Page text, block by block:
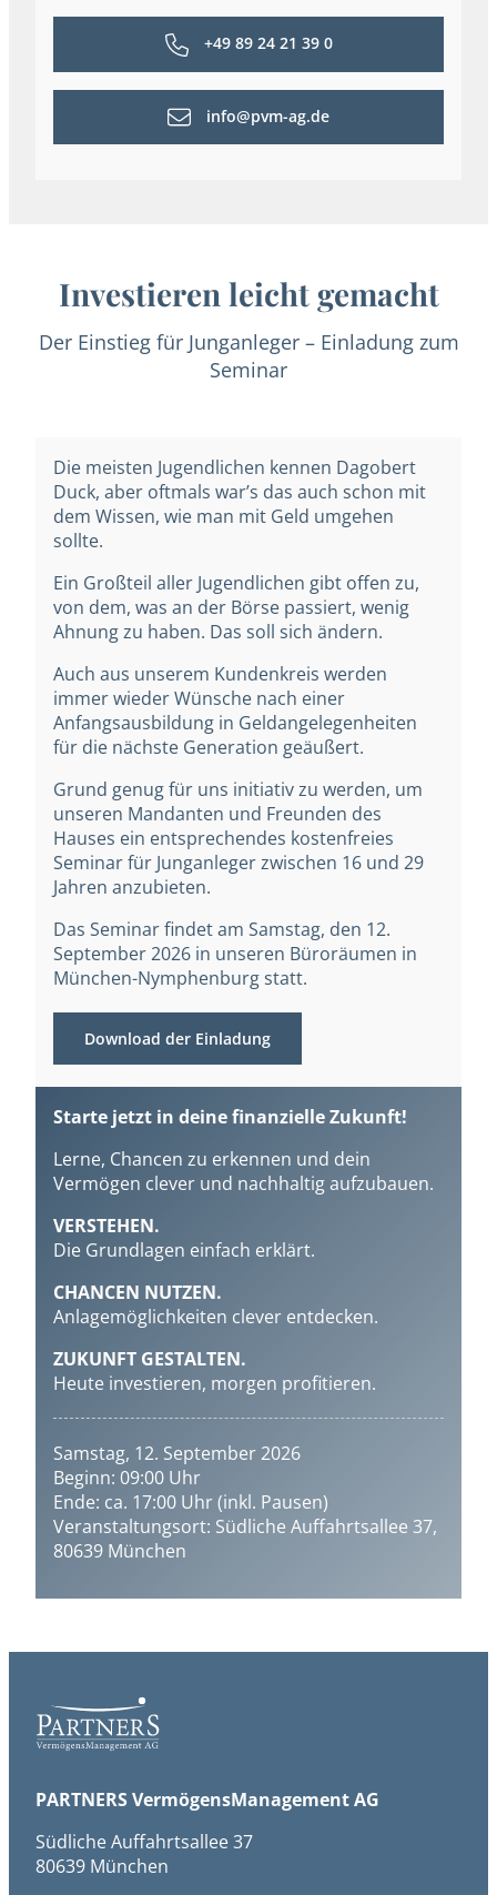
+49 89 24 21 39 0
info@pvm-ag.de
Investieren leicht gemacht
Der Einstieg für Junganleger – Einladung zum
Seminar
Die meisten Jugendlichen kennen Dagobert
Duck, aber oftmals war’s das auch schon mit
dem Wissen, wie man mit Geld umgehen
sollte.
Ein Großteil aller Jugendlichen gibt offen zu,
von dem, was an der Börse passiert, wenig
Ahnung zu haben. Das soll sich ändern.
Auch aus unserem Kundenkreis werden
immer wieder Wünsche nach einer
Anfangsausbildung in Geldangelegenheiten
für die nächste Generation geäußert.
Grund genug für uns initiativ zu werden, um
unseren Mandanten und Freunden des
Hauses ein entsprechendes kostenfreies
Seminar für Junganleger zwischen 16 und 29
Jahren anzubieten.
Das Seminar findet am Samstag, den 12.
September 2026 in unseren Büroräumen in
München-Nymphenburg statt.
Download der Einladung
Starte jetzt in deine finanzielle Zukunft!
Lerne, Chancen zu erkennen und dein
Vermögen clever und nachhaltig aufzubauen.
VERSTEHEN.
Die Grundlagen einfach erklärt.
CHANCEN NUTZEN.
Anlagemöglichkeiten clever entdecken.
ZUKUNFT GESTALTEN.
Heute investieren, morgen profitieren.
Samstag, 12. September 2026
Beginn: 09:00 Uhr
Ende: ca. 17:00 Uhr (inkl. Pausen)
Veranstaltungsort: Südliche Auffahrtsallee 37,
80639 München
PARTNERS VermögensManagement AG
Südliche Auffahrtsallee 37
80639 München